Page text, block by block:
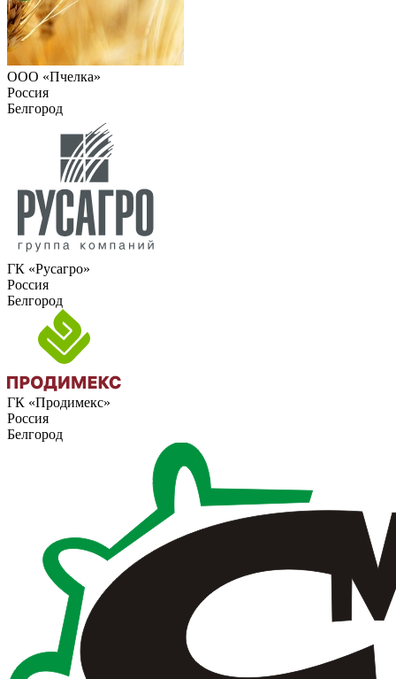
ООО «Пчелка»
Россия
Белгород
ГК «Русагро»
Россия
Белгород
ГК «Продимекс»
Россия
Белгород